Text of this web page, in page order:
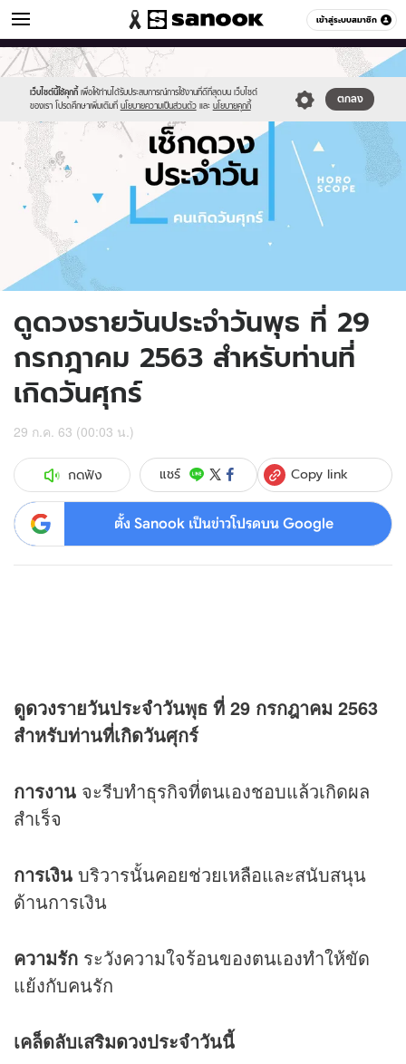
เข้าสู่ระบบสมาชิก
ดูดวง หมวดอื่นๆ
เว็บไซต์นี้ใช้คุกกี้ เพื่อให้ท่านได้รับประสบการณ์การใช้งานที่ดีที่สุดบน เว็บไซต์
ของเรา โปรดศึกษาเพิ่มเติมที่ นโยบายความเป็นส่วนตัว และ นโยบายคุกกี้
ตกลง
Sanook
//s.isanook.com/sr/0/images/logo-
new-
sanook.png
600
60
//s.isanook.com/ho/0/ud/fxd/day/daily-
horoscope-
friday.jpg
ดูดวงรายวันประจำวันพุธ ที่ 29
กรกฎาคม 2563 สำหรับท่านที่
เกิดวันศุกร์
29 ก.ค. 63 (00:03 น.)
กดฟัง แชร์ Copy link
ตั้ง Sanook เป็นข่าวโปรดบน Google
ดูดวงรายวันประจำวันพุธ ที่ 29 กรกฎาคม 2563
สำหรับท่านที่เกิดวันศุกร์
การงาน จะรีบทำธุรกิจที่ตนเองชอบแล้วเกิดผล
สำเร็จ
การเงิน บริวารนั้นคอยช่วยเหลือและสนับสนุน
ด้านการเงิน
ความรัก ระวังความใจร้อนของตนเองทำให้ขัด
แย้งกับคนรัก
เคล็ดลับเสริมดวงประจำวันนี้